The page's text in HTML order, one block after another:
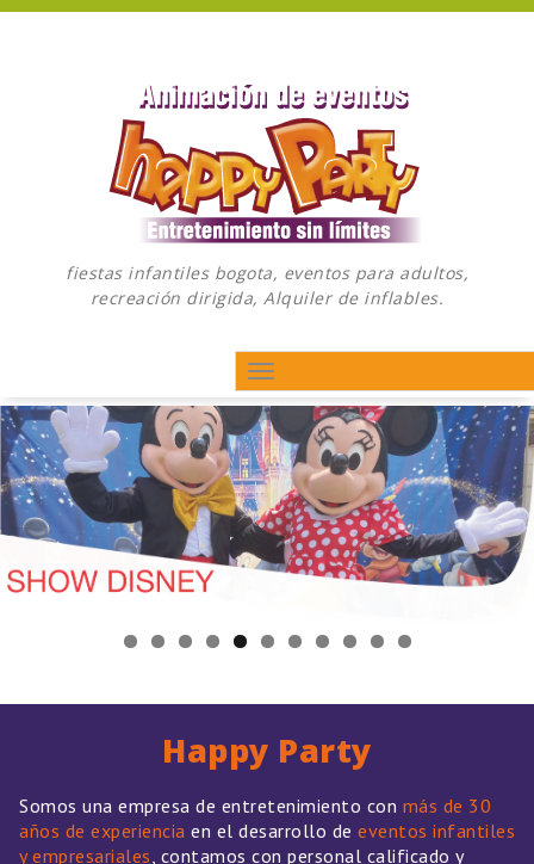
fiestas infantiles bogota, eventos para adultos,
recreación dirigida, Alquiler de inflables.
Happy Party
Somos una empresa de entretenimiento con más de 30
años de experiencia en el desarrollo de eventos infantiles
y empresariales, contamos con personal calificado y